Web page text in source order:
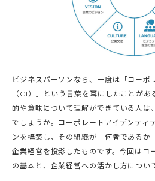
ビジネスパーソンなら、一度は「コーポ
（CI）」という言葉を耳にしたことが
的や意味について理解ができている人は
でしょうか。コーポレートアイデンティ
ンを構築し、その組織が「何者であるか
企業経営を投影したものです。今回はコ
の基本と、企業経営への活かし方につい